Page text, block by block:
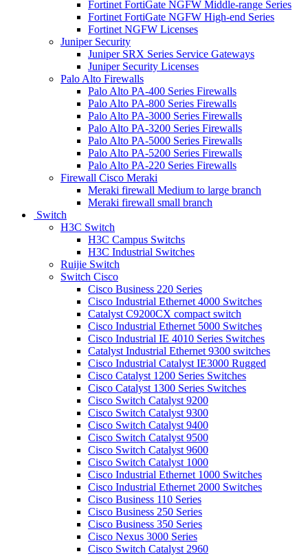
Fortinet FortiGate NGFW Middle-range Series
Fortinet FortiGate NGFW High-end Series
Fortinet NGFW Licenses
Juniper Security
Juniper SRX Series Service Gateways
Juniper Security Licenses
Palo Alto Firewalls
Palo Alto PA-400 Series Firewalls
Palo Alto PA-800 Series Firewalls
Palo Alto PA-3000 Series Firewalls
Palo Alto PA-3200 Series Firewalls
Palo Alto PA-5000 Series Firewalls
Palo Alto PA-5200 Series Firewalls
Palo Alto PA-220 Series Firewalls
Firewall Cisco Meraki
Meraki firewall Medium to large branch
Meraki firewall small branch
Switch
H3C Switch
H3C Campus Switchs
H3C Industrial Switches
Ruijie Switch
Switch Cisco
Cisco Business 220 Series
Cisco Industrial Ethernet 4000 Switches
Catalyst C9200CX compact switch
Cisco Industrial Ethernet 5000 Switches
Cisco Industrial IE 4010 Series Switches
Catalyst Industrial Ethernet 9300 switches
Cisco Industrial Catalyst IE3000 Rugged
Cisco Catalyst 1200 Series Switches
Cisco Catalyst 1300 Series Switches
Cisco Switch Catalyst 9200
Cisco Switch Catalyst 9300
Cisco Switch Catalyst 9400
Cisco Switch Catalyst 9500
Cisco Switch Catalyst 9600
Cisco Switch Catalyst 1000
Cisco Industrial Ethernet 1000 Switches
Cisco Industrial Ethernet 2000 Switches
Cisco Business 110 Series
Cisco Business 250 Series
Cisco Business 350 Series
Cisco Nexus 3000 Series
Cisco Switch Catalyst 2960